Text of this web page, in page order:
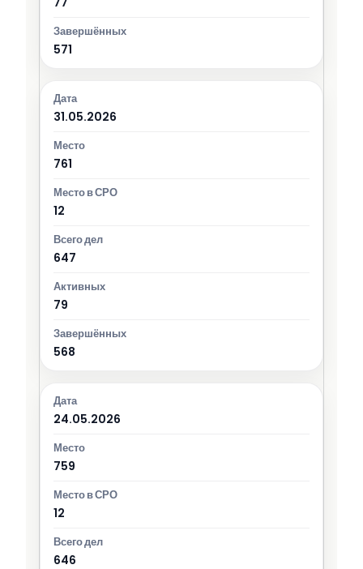
571
31.05.2026
761
12
647
79
568
24.05.2026
759
12
646